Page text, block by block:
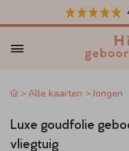
Alle kaarten Jongen
Luxe goudfolie
vliegtuig